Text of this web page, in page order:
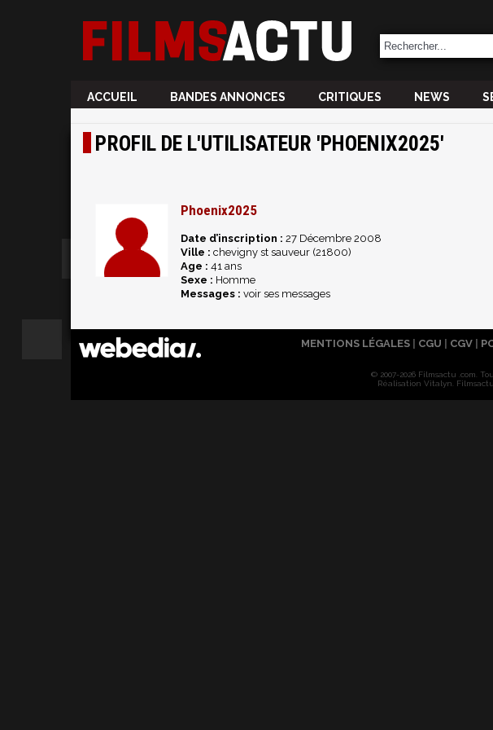
ACCUEIL BANDES ANNONCES CRITIQUES NEWS
PROFIL DE L'UTILISATEUR 'PHOENIX2025'
Phoenix2025
Date d’inscription : 27 Décembre 2008
Ville : chevigny st sauveur (21800)
Age : 41 ans
Sexe : Homme
Messages : voir ses messages
MENTIONS LÉGALES CGU CGV
© 2007-2026 Filmsactu .com.
Réalisation Vitalyn . Filmsactu